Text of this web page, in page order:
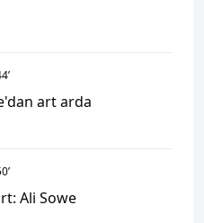
’
art arda
’
Ali Sowe